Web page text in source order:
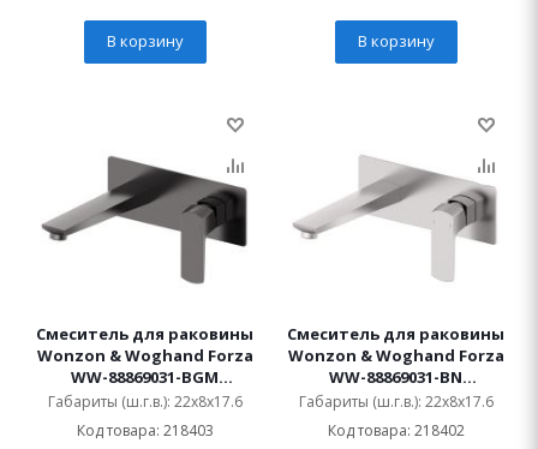
В корзину В корзину
Смеситель для раковины
Wonzon & Woghand Forza
WW-88869031-BGM
встраиваемый
Габариты (ш.г.в.): 22x8x17.6
Код товара: 218403
Смеситель для раковины
Wonzon & Woghand Forza
WW-88869031-BN
встраиваемый
Габариты (ш.г.в.): 22x8x17.6
Код товара: 218402